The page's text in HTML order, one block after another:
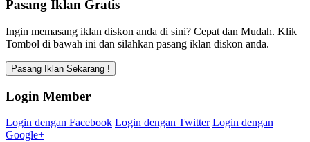
Pasang Iklan Gratis
Ingin memasang iklan diskon anda di sini? Cepat dan Mudah. Klik
Tombol di bawah ini dan silahkan pasang iklan diskon anda.
Login Member
Login dengan Facebook Login dengan Twitter Login dengan
Google+